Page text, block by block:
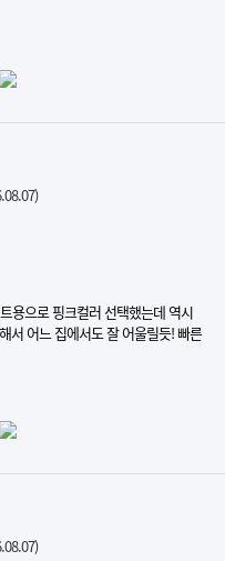
용으로 핑크컬러 선택했는데 역시
서 어느 집에서도 잘 어울릴듯! 빠른